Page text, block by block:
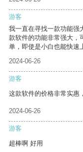
游客
我一直在寻找一款功能强
款软件的功能非常强大，
单，即使是小白也能快速
2024-06-26
游客
这款软件的价格非常实惠
2024-06-26
游客
超棒啊 好用